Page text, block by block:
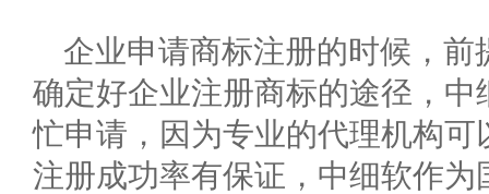
企业申请商标注册的时候，
确定好企业注册商标的途径，
忙申请，因为专业的代理机构
注册成功率有保证，中细软作